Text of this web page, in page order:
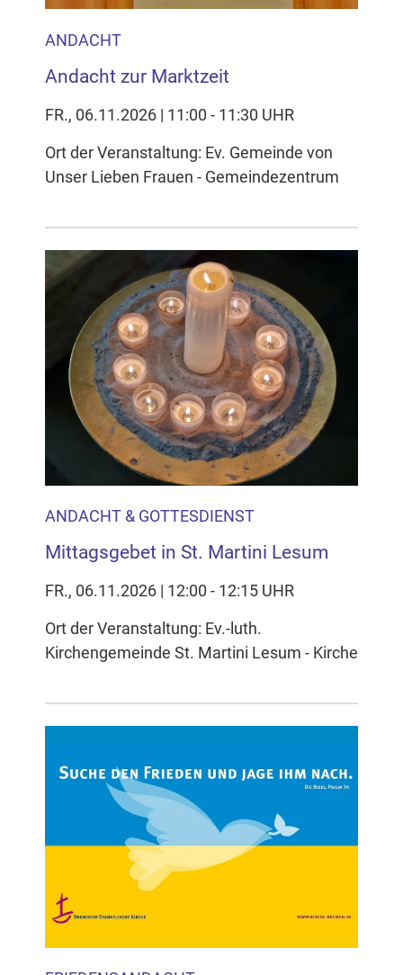
ANDACHT
Andacht zur Marktzeit
FR., 06.11.2026 | 11:00 - 11:30 UHR
Ort der Veranstaltung: Ev. Gemeinde von
Unser Lieben Frauen - Gemeindezentrum
ANDACHT & GOTTESDIENST
Mittagsgebet in St. Martini Lesum
FR., 06.11.2026 | 12:00 - 12:15 UHR
Ort der Veranstaltung: Ev.-luth.
Kirchengemeinde St. Martini Lesum - Kirche